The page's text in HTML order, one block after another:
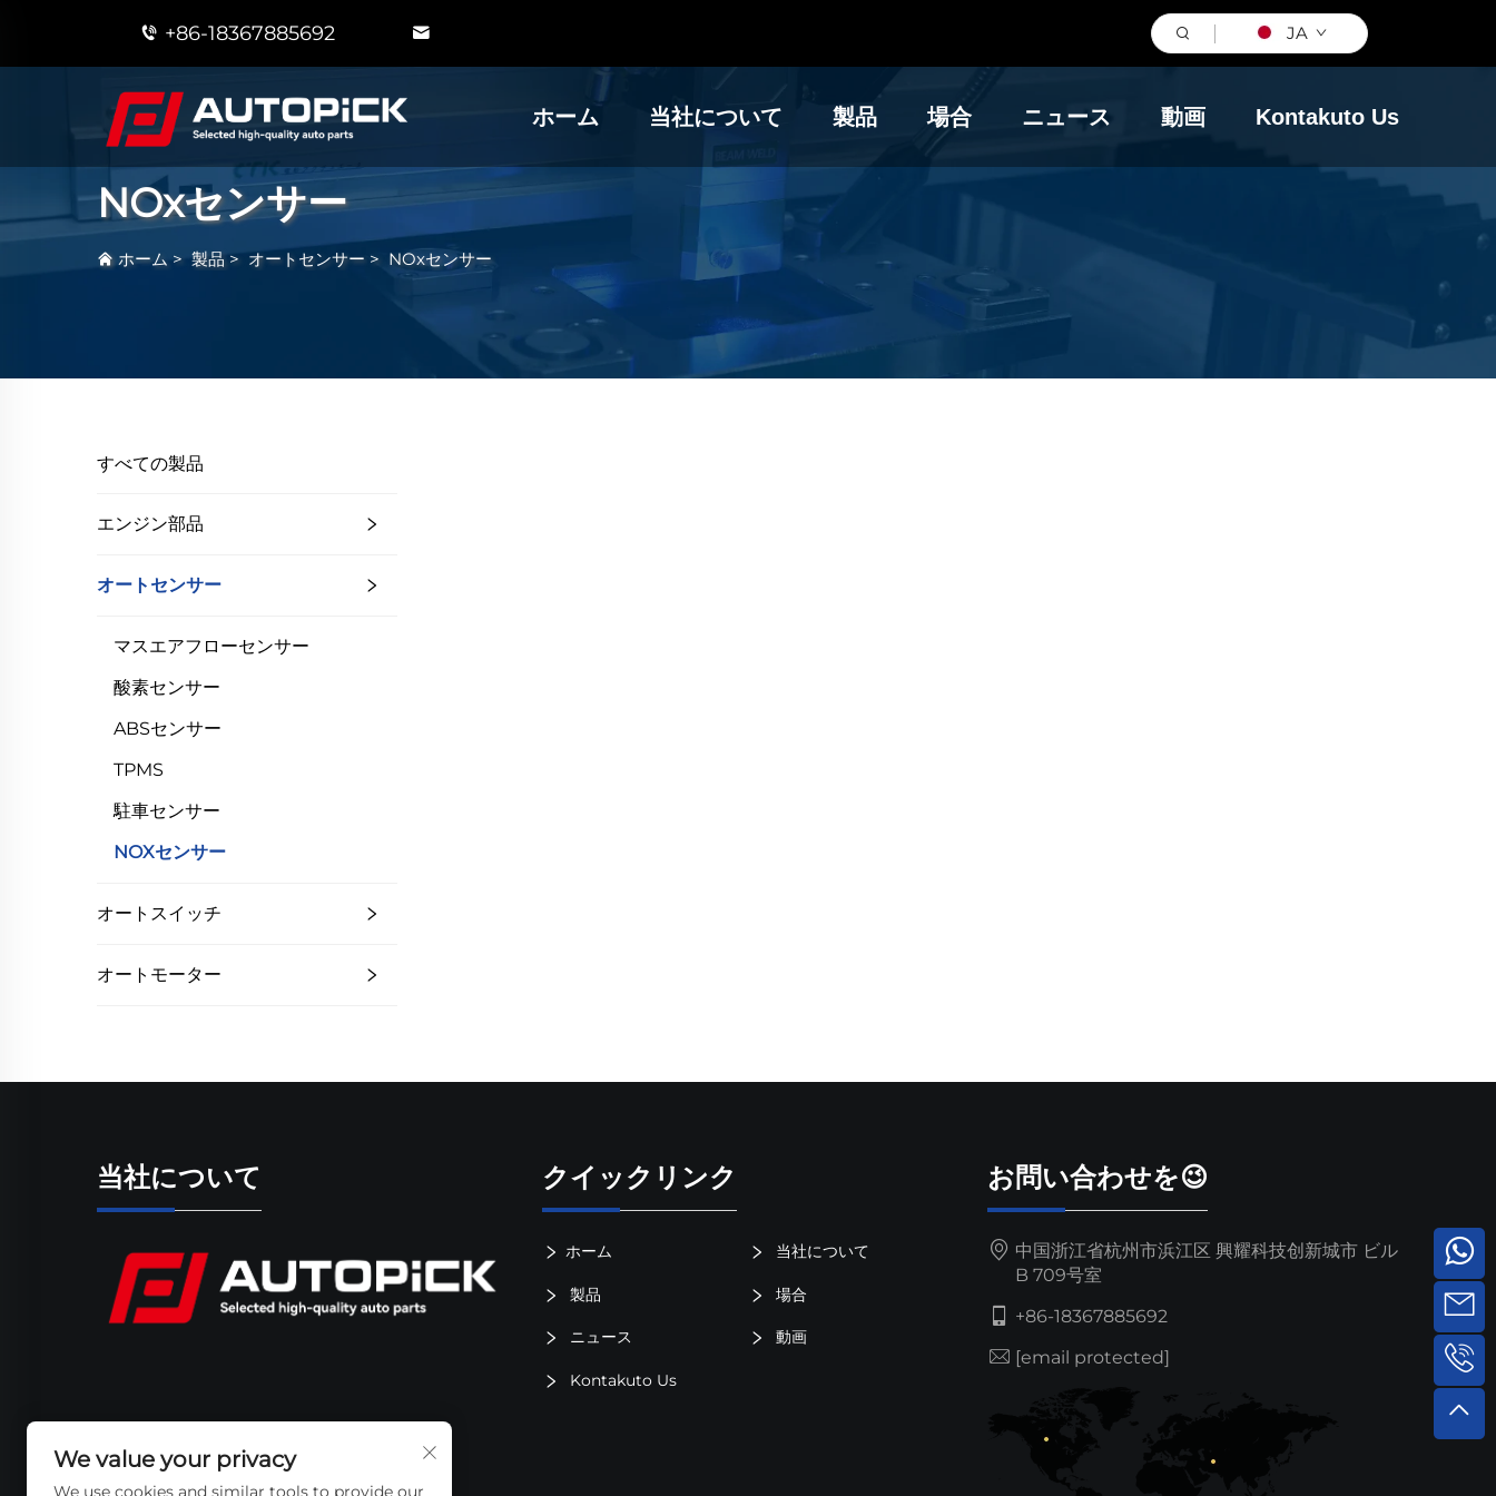
+86-18367885692 JA
ホーム 当社について 製品 場合 ニュース 動画 Kontakuto Us
NOxセンサー
ホーム > 製品 > オートセンサー > NOxセンサー
すべての製品
エンジン部品
オートセンサー
マスエアフローセンサー
酸素センサー
ABSセンサー
TPMS
駐車センサー
NOXセンサー
オートスイッチ
オートモーター
当社について クイックリンク
ホーム 当社について
製品 場合
ニュース 動画
Kontakuto Us
お問い合わせを😉
中国浙江省杭州市浜江区 興耀科技创新城市 ビル
B 709号室
+86-18367885692
[email protected]
We value your privacy
We use cookies and similar tools to provide our